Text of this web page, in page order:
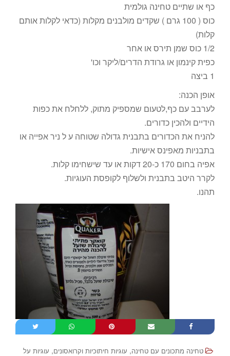
כף או שתיים טחינה גולמית
כוס ( 100 גרם ) שקדים מולבנים מקלות (כדאי לקלות אותם
קלות)
1/2 כוס שמן תירס או אחר
כפית קינמון או גרודת הדרים/ליקר וכו'
1 ביצה
אופן הכנה:
לערבב עם כף,לטעום שמספיק מתוק, ללחלח את כפות
הידיים ולהכין כדורים.
להניח את הכדורים בתבנית גדולה שטוחה ע ל ניר אפייה או
בתבניות מאפינס אישיות.
אפיה בחום 170 כ-20 דקות או עד שישחימו קלות.
לקרר היטב בתבנית ולשלוף לקופסת העוגיות.
תהנו.
טחינה מתכונים עם טחינה, עוגיות חיתוכיות וקרואסונים, עוגיות על